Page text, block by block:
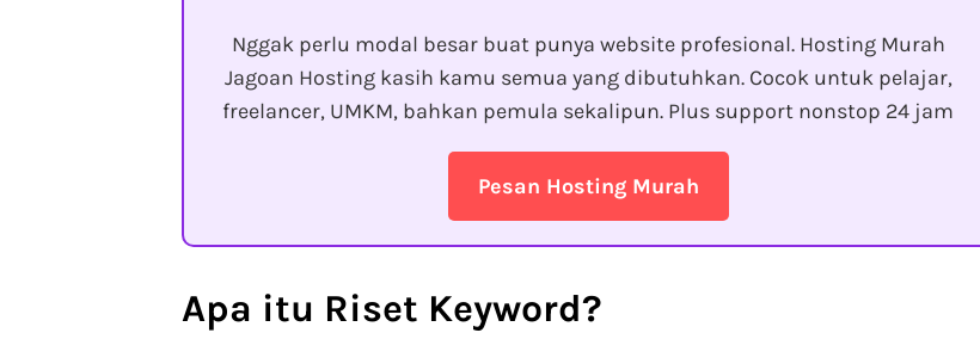
Nggak perlu modal besar buat punya website profesional. Hosting Murah
Jagoan Hosting kasih kamu semua yang dibutuhkan. Cocok untuk pelajar,
freelancer, UMKM, bahkan pemula sekalipun. Plus support nonstop 24 jam
Pesan Hosting Murah
Apa itu Riset Keyword?